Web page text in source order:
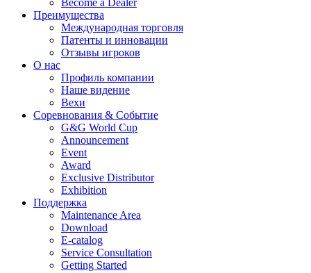
Become a Dealer
Преимущества
Международная торговля
Патенты и инновации
Отзывы игроков
О нас
Профиль компании
Наше видение
Вехи
Соревнования & Событие
G&G World Cup
Announcement
Event
Award
Exclusive Distributor
Exhibition
Поддержка
Maintenance Area
Download
E-catalog
Service Consultation
Getting Started